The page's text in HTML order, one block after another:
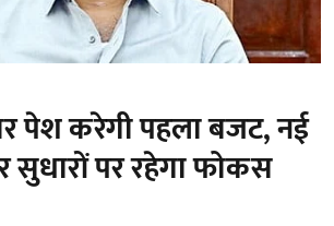
पेश करेगी पहला बजट, नई
पर रहेगा फोकस